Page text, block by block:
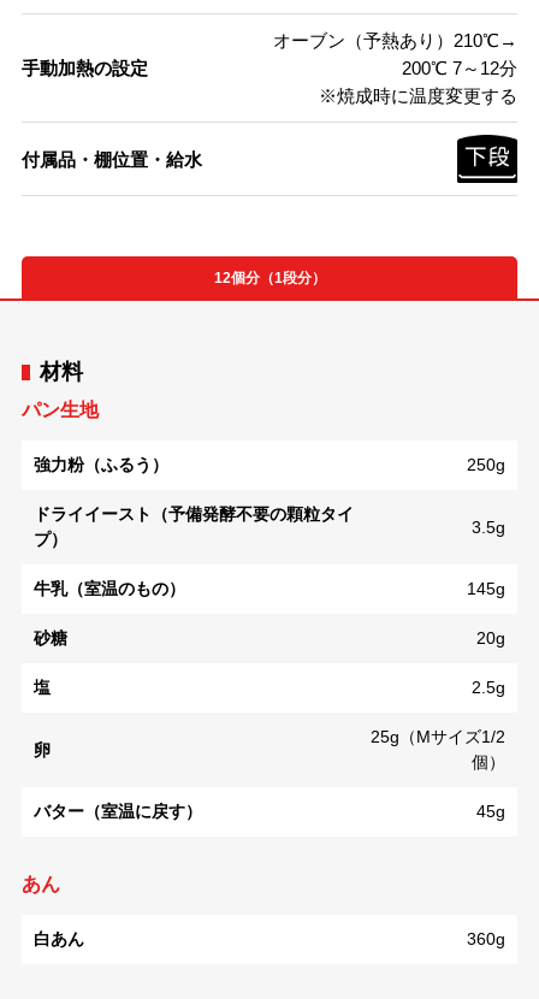
手動加熱の設定
オーブン（予熱あり）210℃→
200℃ 7～12分
※焼成時に温度変更する
付属品・棚位置・給水
12個分（1段分）
材料
パン生地
強力粉（ふるう） 250g
ドライイースト（予備発酵不要の顆粒タイ
プ）
3.5g
牛乳（室温のもの） 145g
砂糖 20g
塩 2.5g
卵
25g（Mサイズ1/2
個）
バター（室温に戻す） 45g
あん
白あん 360g